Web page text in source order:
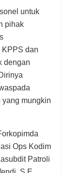
untuk
pihak
KPPS dan
dengan
mungkin
Ops Kodim
Patroli